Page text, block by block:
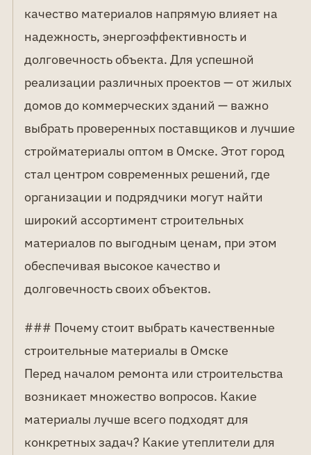
качество материалов напрямую влияет на
надежность, энергоэффективность и
долговечность объекта. Для успешной
реализации различных проектов — от жилых
домов до коммерческих зданий — важно
выбрать проверенных поставщиков и лучшие
стройматериалы оптом в Омске. Этот город
стал центром современных решений, где
организации и подрядчики могут найти
широкий ассортимент строительных
материалов по выгодным ценам, при этом
обеспечивая высокое качество и
долговечность своих объектов.
### Почему стоит выбрать качественные
строительные материалы в Омске
Перед началом ремонта или строительства
возникает множество вопросов. Какие
материалы лучше всего подходят для
конкретных задач? Какие утеплители для